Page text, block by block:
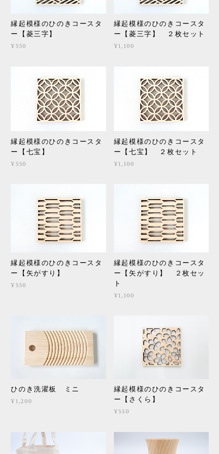
縁起模様のひのきコースタ
ー【菱三字】
¥550
縁起模様のひのきコースタ
ー【菱三字】 ２枚セット
¥1,100
縁起模様のひのきコースタ
ー【七宝】
¥550
縁起模様のひのきコースタ
ー【七宝】 ２枚セット
¥1,100
縁起模様のひのきコースタ
ー【矢がすり】
¥550
縁起模様のひのきコースタ
ー【矢がすり】 ２枚セッ
ト
¥1,100
ひのき洗濯板 ミニ
¥1,200
縁起模様のひのきコースタ
ー【さくら】
¥550